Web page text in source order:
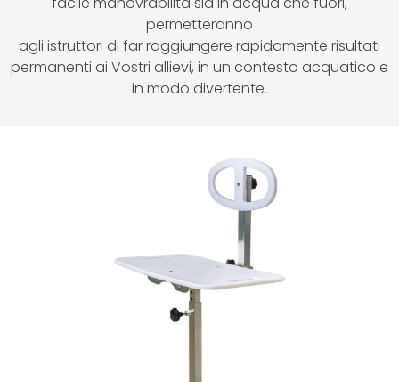
permetteranno
agli istruttori di far raggiungere rapidamente risultati
permanenti ai Vostri allievi, in un contesto acquatico e
in modo divertente.